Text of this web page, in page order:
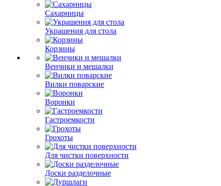
Сахарницы
Украшения для стола
Корзины
Венчики и мешалки
Вилки поварские
Воронки
Гастроемкости
Грохоты
Для чистки поверхности
Доски разделочные